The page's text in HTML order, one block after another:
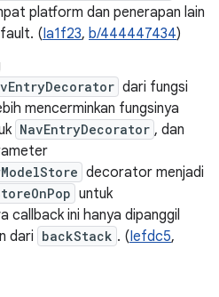
platform dan penerapan lain
(Ia1f23, b/444447434)
dari fungsi
mencerminkan fungsinya
NavEntryDecorator , dan
decorator menjadi
untuk
callback ini hanya dipanggil
dari backStack . (Iefdc5,